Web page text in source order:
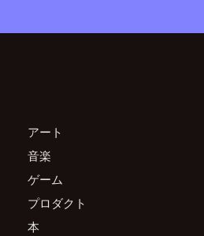
アート
音楽
ゲーム
プロダクト
本